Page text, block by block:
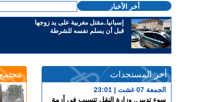
أخر الأخبار
إسبانيا..مقتل مغربية على يد زوجها
قبل أن يسلم نفسه للشرطة
مجتمع أخر المستجدات
الجمعة 07 غشت | 23:01
سوء تدبير.. وزارة النقل تتسبب في أزمة